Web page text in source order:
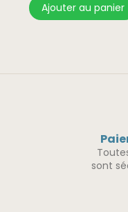
Ajouter au panier
sont